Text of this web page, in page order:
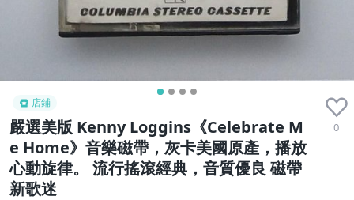
店鋪
嚴選美版 Kenny Loggins《Celebrate M
e Home》音樂磁帶，灰卡美國原產，播放
心動旋律。 流行搖滾經典，音質優良 磁帶
新歌迷
0